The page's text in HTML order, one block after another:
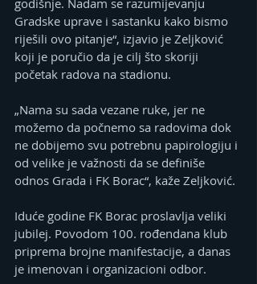
Gradske uprave i sastanku kako bismo
riješili ovo pitanje“, izjavio je Zeljković
koji je poručio da je cilj što skoriji
početak radova na stadionu.
„Nama su sada vezane ruke, jer ne
možemo da počnemo sa radovima dok
ne dobijemo svu potrebnu papirologiju i
od velike je važnosti da se definiše
odnos Grada i FK Borac“, kaže Zeljković.
Iduće godine FK Borac proslavlja veliki
jubilej. Povodom 100. rođendana klub
priprema brojne manifestacije, a danas
je imenovan i organizacioni odbor.